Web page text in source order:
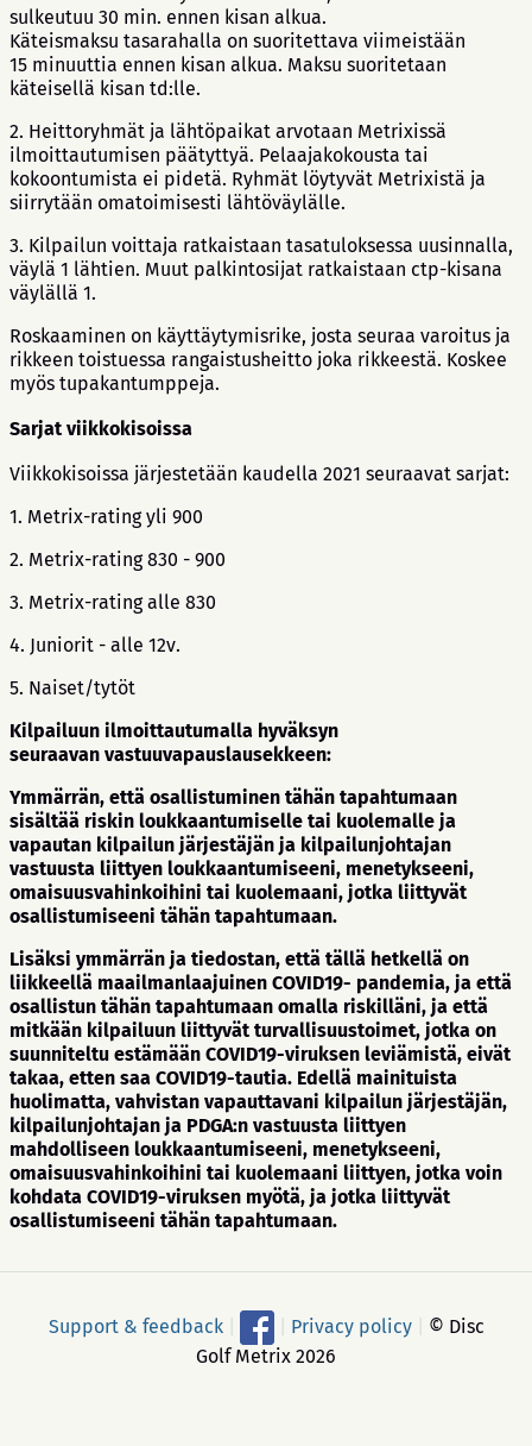
sulkeutuu 30 min. ennen kisan alkua.
Käteismaksu tasarahalla on suoritettava viimeistään
15 minuuttia ennen kisan alkua. Maksu suoritetaan
käteisellä kisan td:lle.
2. Heittoryhmät ja lähtöpaikat arvotaan Metrixissä
ilmoittautumisen päätyttyä. Pelaajakokousta tai
kokoontumista ei pidetä. Ryhmät löytyvät Metrixistä ja
siirrytään omatoimisesti lähtöväylälle.
3. Kilpailun voittaja ratkaistaan tasatuloksessa uusinnalla,
väylä 1 lähtien. Muut palkintosijat ratkaistaan ctp-kisana
väylällä 1.
Roskaaminen on käyttäytymisrike, josta seuraa varoitus ja
rikkeen toistuessa rangaistusheitto joka rikkeestä. Koskee
myös tupakantumppeja.
Sarjat viikkokisoissa
Viikkokisoissa järjestetään kaudella 2021 seuraavat sarjat:
1. Metrix-rating yli 900
2. Metrix-rating 830 - 900
3. Metrix-rating alle 830
4. Juniorit - alle 12v.
5. Naiset/tytöt
Kilpailuun ilmoittautumalla hyväksyn
seuraavan vastuuvapauslausekkeen:
Ymmärrän, että osallistuminen tähän tapahtumaan
sisältää riskin loukkaantumiselle tai kuolemalle ja
vapautan kilpailun järjestäjän ja kilpailunjohtajan
vastuusta liittyen loukkaantumiseeni, menetykseeni,
omaisuusvahinkoihini tai kuolemaani, jotka liittyvät
osallistumiseeni tähän tapahtumaan.
Lisäksi ymmärrän ja tiedostan, että tällä hetkellä on
liikkeellä maailmanlaajuinen COVID19- pandemia, ja että
osallistun tähän tapahtumaan omalla riskilläni, ja että
mitkään kilpailuun liittyvät turvallisuustoimet, jotka on
suunniteltu estämään COVID19-viruksen leviämistä, eivät
takaa, etten saa COVID19-tautia. Edellä mainituista
huolimatta, vahvistan vapauttavani kilpailun järjestäjän,
kilpailunjohtajan ja PDGA:n vastuusta liittyen
mahdolliseen loukkaantumiseeni, menetykseeni,
omaisuusvahinkoihini tai kuolemaani liittyen, jotka voin
kohdata COVID19-viruksen myötä, ja jotka liittyvät
osallistumiseeni tähän tapahtumaan.
Support & feedback Privacy policy
© Disc
Golf Metrix 2026